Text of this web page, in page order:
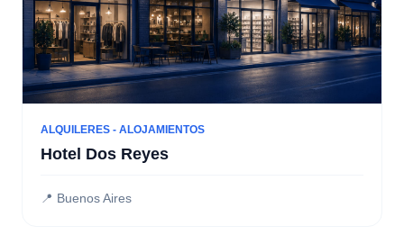
ALQUILERES - ALOJAMIENTOS
Hotel Dos Reyes
📍 Buenos Aires